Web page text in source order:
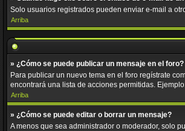
Solo usuarios registrados pueden enviar e-mail a
Arriba
» ¿Cómo se puede publicar un mensaje en el foro?
Para publicar un nuevo tema en el foro regístrate
encontrará una lista de acciones permitidas.
Arriba
» ¿Cómo se puede editar o borrar un mensaje?
A menos que sea administrador o moderador, solo